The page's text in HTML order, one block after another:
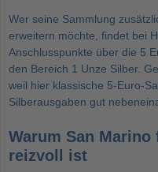
Wer seine Sammlung
erweitern möchte, findet bei
Anschlusspunkte über die 5
den Bereich 1 Unze Silber.
weil hier klassische 5-Euro-
Silberausgaben gut
Warum San
reizvoll ist